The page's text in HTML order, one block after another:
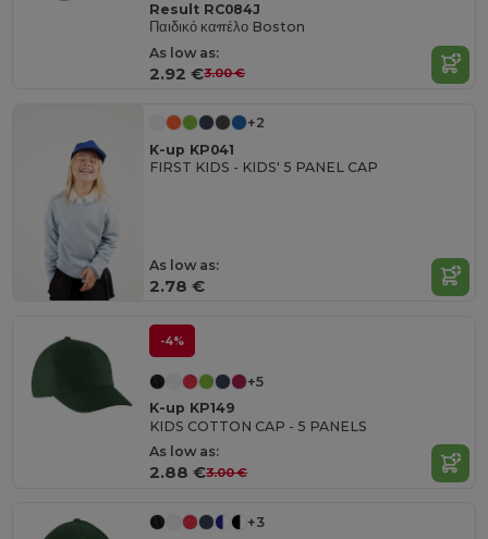
Result RC084J
Παιδικό καπέλο Boston
As low as:
2.92 €3.00 €
+2
K-up KP041
FIRST KIDS - KIDS' 5 PANEL CAP
As low as:
2.78 €
-4%
+5
K-up KP149
KIDS COTTON CAP - 5 PANELS
As low as:
2.88 €3.00 €
+3